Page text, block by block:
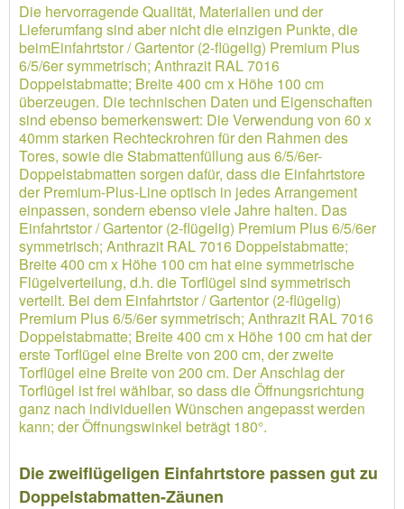
Die hervorragende Qualität, Materialien und der
Lieferumfang sind aber nicht die einzigen Punkte, die
beimEinfahrtstor / Gartentor (2-flügelig) Premium Plus
6/5/6er symmetrisch; Anthrazit RAL 7016
Doppelstabmatte; Breite 400 cm x Höhe 100 cm
überzeugen. Die technischen Daten und Eigenschaften
sind ebenso bemerkenswert: Die Verwendung von 60 x
40mm starken Rechteckrohren für den Rahmen des
Tores, sowie die Stabmattenfüllung aus 6/5/6er-
Doppelstabmatten sorgen dafür, dass die Einfahrtstore
der Premium-Plus-Line optisch in jedes Arrangement
einpassen, sondern ebenso viele Jahre halten. Das
Einfahrtstor / Gartentor (2-flügelig) Premium Plus 6/5/6er
symmetrisch; Anthrazit RAL 7016 Doppelstabmatte;
Breite 400 cm x Höhe 100 cm hat eine symmetrische
Flügelverteilung, d.h. die Torflügel sind symmetrisch
verteilt. Bei dem Einfahrtstor / Gartentor (2-flügelig)
Premium Plus 6/5/6er symmetrisch; Anthrazit RAL 7016
Doppelstabmatte; Breite 400 cm x Höhe 100 cm hat der
erste Torflügel eine Breite von 200 cm, der zweite
Torflügel eine Breite von 200 cm. Der Anschlag der
Torflügel ist frei wählbar, so dass die Öffnungsrichtung
ganz nach individuellen Wünschen angepasst werden
kann; der Öffnungswinkel beträgt 180°.
Die zweiflügeligen Einfahrtstore passen gut zu
Doppelstabmatten-Zäunen